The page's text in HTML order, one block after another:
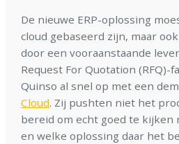
De nieuwe ERP-oplossing
cloud gebaseerd zijn, maar
door een vooraanstaande
Request For Quotation (RFQ)-
Quinso al snel op met een
Cloud. Zij pushten niet het
bereid om echt goed te kijken
en welke oplossing daar het